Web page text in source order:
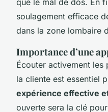
soulagement efficace
dans la zone lombaire
Importance d’une
Écouter activement les
la cliente est essentiel
expérience effective
ouverte sera la clé